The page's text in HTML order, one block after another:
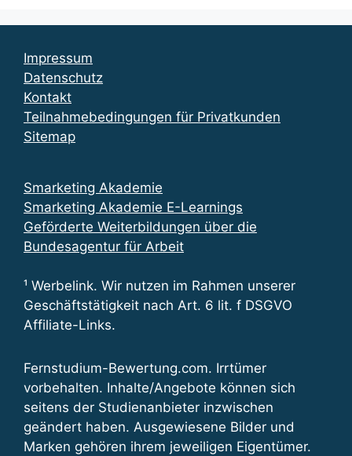
Impressum
Datenschutz
Kontakt
Teilnahmebedingungen für Privatkunden
Sitemap
Smarketing Akademie
Smarketing Akademie E-Learnings
Geförderte Weiterbildungen über die
Bundesagentur für Arbeit
¹ Werbelink. Wir nutzen im Rahmen unserer
Geschäftstätigkeit nach Art. 6 lit. f DSGVO
Affiliate-Links.
Fernstudium-Bewertung.com. Irrtümer
vorbehalten. Inhalte/Angebote können sich
seitens der Studienanbieter inzwischen
geändert haben. Ausgewiesene Bilder und
Marken gehören ihrem jeweiligen Eigentümer.